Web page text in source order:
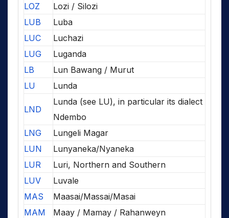
LOZ
Lozi / Silozi
LUB
Luba
LUC
Luchazi
LUG
Luganda
LB
Lun Bawang / Murut
LU
Lunda
LND
Lunda (see LU), in particular its dialect
Ndembo
LNG
Lungeli Magar
LUN
Lunyaneka/Nyaneka
LUR
Luri, Northern and Southern
LUV
Luvale
MAS
Maasai/Massai/Masai
MAM
Maay / Mamay / Rahanweyn